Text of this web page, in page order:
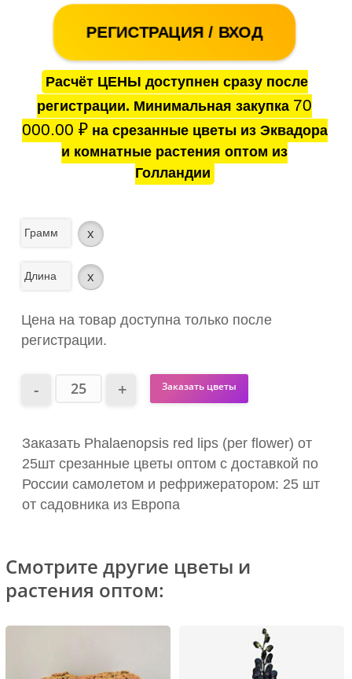
РЕГИСТРАЦИЯ / ВХОД
Расчёт ЦЕНЫ доступнен сразу после
регистрации. Минимальная закупка 70
000.00 ₽на срезанные цветы из Эквадора
и комнатные растения оптом из
Голландии
Грамм x
Длина x
Цена на товар доступна только после
регистрации.
Заказать цветы
Заказать Phalaenopsis red lips (per flower) от
25шт срезанные цветы оптом с доставкой по
России самолетом и рефрижератором: 25 шт
от садовника из Европа
Смотрите другие цветы и
растения оптом: